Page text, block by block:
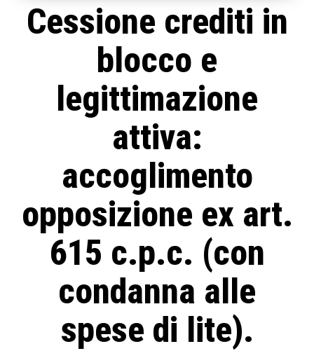
Cessione crediti in
blocco e
legittimazione
attiva:
accoglimento
opposizione ex art.
615 c.p.c. (con
condanna alle
spese di lite).